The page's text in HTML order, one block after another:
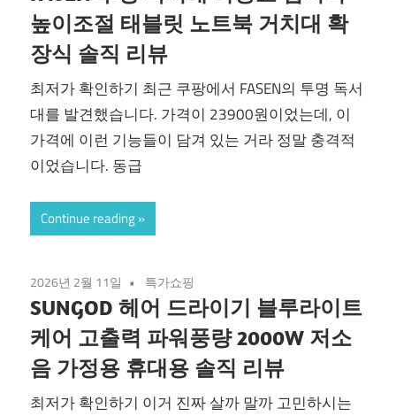
높이조절 태블릿 노트북 거치대 확
장식 솔직 리뷰
최저가 확인하기 최근 쿠팡에서 FASEN의 투명 독서
대를 발견했습니다. 가격이 23900원이었는데, 이
가격에 이런 기능들이 담겨 있는 거라 정말 충격적
이었습니다. 동급
Continue reading
2026년 2월 11일 특가쇼핑
SUNGOD 헤어 드라이기 블루라이트
케어 고출력 파워풍량 2000W 저소
음 가정용 휴대용 솔직 리뷰
최저가 확인하기 이거 진짜 살까 말까 고민하시는